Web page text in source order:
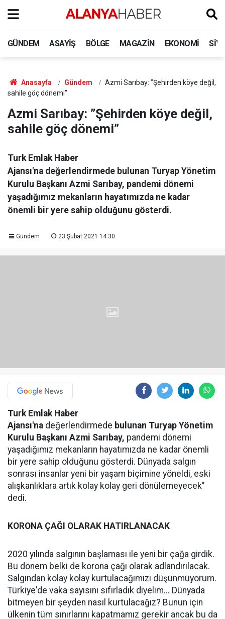
GÜNDEM ASAYIŞ BÖLGE MAGAZIN EKONOMI
Anasayfa Gündem
Azmi Sarıbay: ”Şehirden köye değil,
sahile göç dönemi”
Azmi Sarıbay: ”Şehirden köye değil,
sahile göç dönemi”
Turk Emlak Haber
Ajansı'na değerlendirmede bulunan Turyap Yönetim
Kurulu Başkanı Azmi Sarıbay, pandemi dönemi
yaşadığımız mekanların hayatımızda ne kadar
önemli bir yere sahip olduğunu gösterdi.
Gündem 23 Şubat 2021 14:30
Turk Emlak Haber
Ajansı'na değerlendirmede bulunan Turyap Yönetim
Kurulu Başkanı Azmi Sarıbay, pandemi dönemi
yaşadığımız mekanların hayatımızda ne kadar önemli
bir yere sahip olduğunu gösterdi. Dünyada salgın
sonrası insanlar yeni bir yaşam biçimine yöneldi, eski
alışkanlıklara artık kolay kolay geri dönülemeyecek"
dedi.
KORONA ÇAĞI OLARAK HATIRLANACAK
2020 yılında salgının başlaması ile yeni bir çağa girdik.
Bu dönem belki de korona çağı olarak adlandırılacak.
Salgından kolay kolay kurtulacağımızı düşünmüyorum.
Türkiye'de vaka sayısını sıfırladık diyelim... Dünyada
bitmeyen bir şeyden nasıl kurtulacağız? Bunun için
ülkenin tüm sınırlarını kapatmamız gerekir ancak bu da